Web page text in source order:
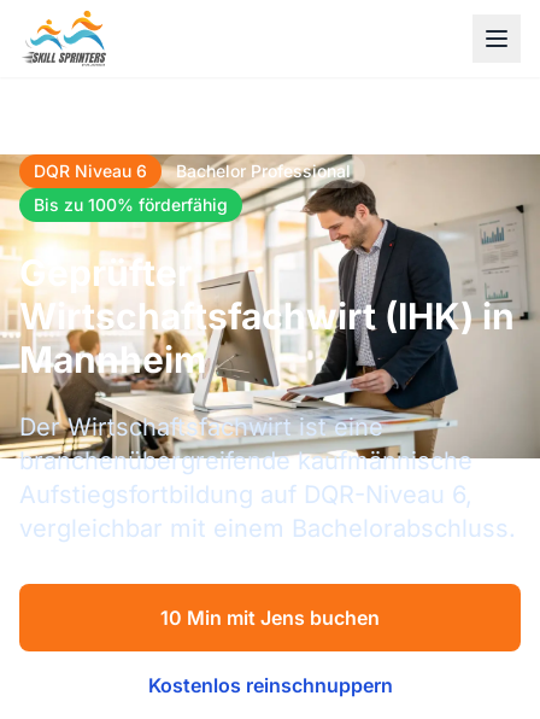
DQR Niveau 6
Bachelor Professional
Bis zu 100% förderfähig
Geprüfter
Wirtschaftsfachwirt (IHK) in
Mannheim
Der Wirtschaftsfachwirt ist eine
branchenübergreifende kaufmännische
Aufstiegsfortbildung auf DQR-Niveau 6,
vergleichbar mit einem Bachelorabschluss.
10 Min mit Jens buchen
Kostenlos reinschnuppern